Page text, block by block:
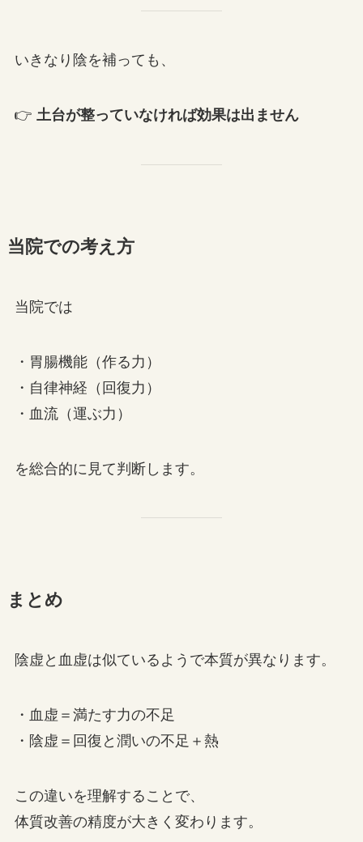
いきなり陰を補っても、
👉 土台が整っていなければ効果は出ません
当院での考え方
当院では
・胃腸機能（作る力）
・自律神経（回復力）
・血流（運ぶ力）
を総合的に見て判断します。
まとめ
陰虚と血虚は似ているようで本質が異なります。
・血虚＝満たす力の不足
・陰虚＝回復と潤いの不足＋熱
この違いを理解することで、
体質改善の精度が大きく変わります。